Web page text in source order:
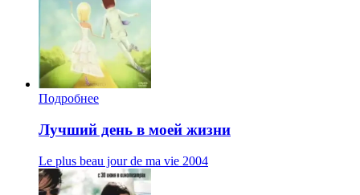
Подробнее
Лучший день в моей жизни
Le plus beau jour de ma vie 2004